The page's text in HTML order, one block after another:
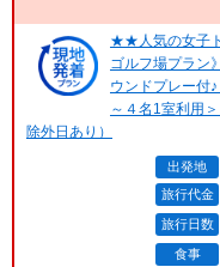
★★人気の女子
ゴルフ場プラ
ウンドプレー
～４名1室利用
除外日あり）
出発地
旅行代金
旅行日数
食事